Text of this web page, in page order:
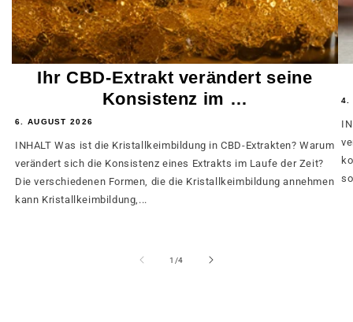
Ihr CBD-Extrakt verändert seine
Konsistenz im …
6. AUGUST 2026
INHALT Was ist die Kristallkeimbildung in CBD-Extrakten? Warum
verändert sich die Konsistenz eines Extrakts im Laufe der Zeit?
Die verschiedenen Formen, die die Kristallkeimbildung annehmen
kann Kristallkeimbildung,...
4.
1 /von
4